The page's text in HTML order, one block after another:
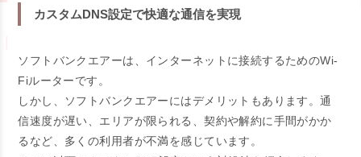
カスタムDNS設定で快適な通信を実現
ソフトバンクエアーは、インターネットに接続するためのWi-
Fiルーターです。
しかし、ソフトバンクエアーにはデメリットもあります。通
信速度が遅い、エリアが限られる、契約や解約に手間がかか
るなど、多くの利用者が不満を感じています。